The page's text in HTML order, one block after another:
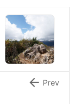
 Prev